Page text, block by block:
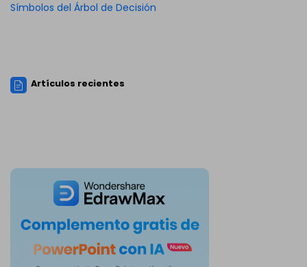
Símbolos del Árbol de Decisión
Artículos recientes